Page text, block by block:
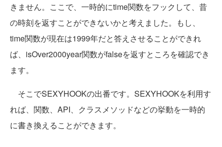
きません。ここで、一時的にtime関数をフックして、昔
の時刻を返すことができないかと考えました。もし、
time関数が現在は1999年だと答えさせることができれ
ば、isOver2000year関数がfalseを返すところを確認でき
ます。
そこでSEXYHOOKの出番です。SEXYHOOKを利用す
れば、関数、API、クラスメソッドなどの挙動を一時的
に書き換えることができます。